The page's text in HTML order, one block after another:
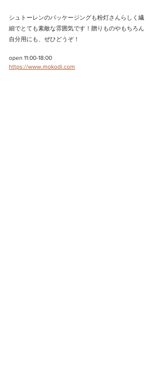
シュトーレンのパッケージングも粉灯さんらしく繊
細でとても素敵な雰囲気です！贈りものやもちろん
自分用にも、ぜひどうぞ！
open 11:00-18:00
https://www.mokodi.com